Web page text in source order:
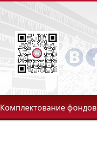
Комплектование фондов